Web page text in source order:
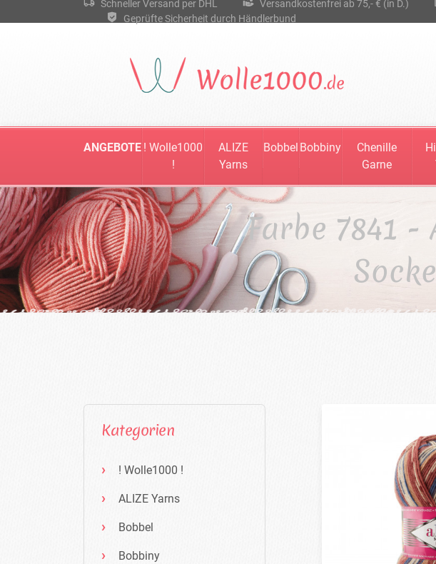
Schneller Versand per DHL Versandkostenfrei ab 75,- € (in D.)
Geprüfte Sicherheit durch Händlerbund
ANGEBOTE ! Wolle1000
!
ALIZE
Yarns
Bobbel Bobbiny
Chenille
Garne
Farbe 7841 -
Kategorien
! Wolle1000 !
ALIZE Yarns
Bobbel
Bobbiny